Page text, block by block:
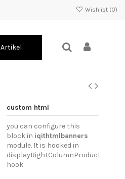
Wishlist (0)
Artikel
custom html
you can configure this
block in iqithtmlbanners
module. It is hooked in
displayRightColumnProduct
hook.